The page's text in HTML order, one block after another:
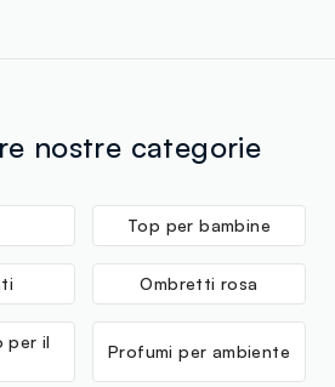
nostre categorie
Top per bambine
Ombretti rosa
per il
Profumi per ambiente